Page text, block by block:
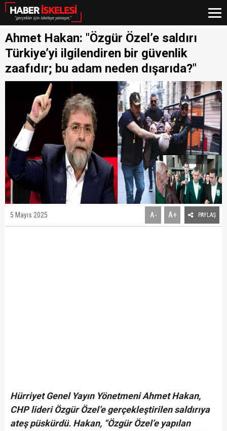
Ahmet Hakan: "Özgür Özel’e saldırı
Türkiye’yi ilgilendiren bir güvenlik
zaafıdır; bu adam neden dışarıda?"
5 Mayıs 2025 A- A+ PAYLAŞ
Hürriyet Genel Yayın Yönetmeni Ahmet Hakan,
CHP lideri Özgür Özel’e gerçekleştirilen saldırıya
ateş püskürdü. Hakan, “Özgür Özel’e yapılan